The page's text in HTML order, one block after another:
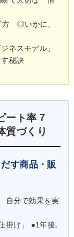
方 ◎いかに、
ネスモデル」
秘訣
ート率７
質づくり
す商品・販
自分で効果を実
掛け」 ●1年後,